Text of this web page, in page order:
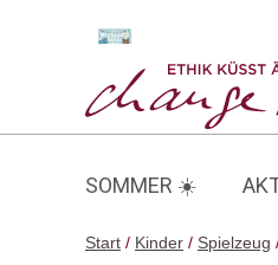
SOMMER ☀️
Start / Kinder / Spielzeug